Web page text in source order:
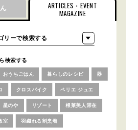
ARTICLES・EVENT
MAGAZINE
検索する
おうちごはん 暮らしのレシピ 器
クロスバイク ペリエ ジュエ
星のや リゾート 根菜美人滞在
室 羽織れる割烹着